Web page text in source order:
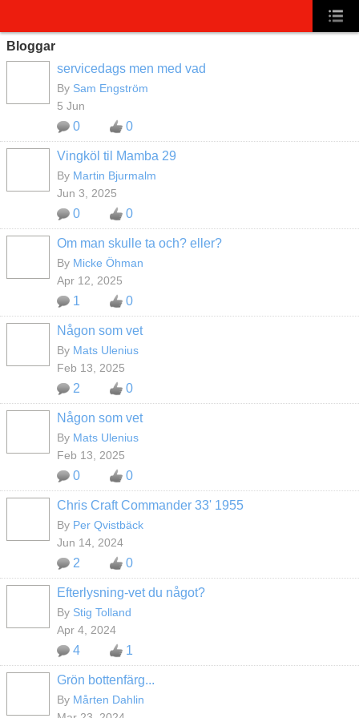
Bloggar
servicedags men med vad
By Sam Engström
5 Jun
0 0
Vingköl til Mamba 29
By Martin Bjurmalm
Jun 3, 2025
0 0
Om man skulle ta och? eller?
By Micke Öhman
Apr 12, 2025
1 0
Någon som vet
By Mats Ulenius
Feb 13, 2025
2 0
Någon som vet
By Mats Ulenius
Feb 13, 2025
0 0
Chris Craft Commander 33' 1955
By Per Qvistbäck
Jun 14, 2024
2 0
Efterlysning-vet du något?
By Stig Tolland
Apr 4, 2024
4 1
Grön bottenfärg...
By Mårten Dahlin